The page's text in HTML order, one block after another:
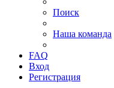
Поиск
Наша команда
FAQ
Вход
Регистрация